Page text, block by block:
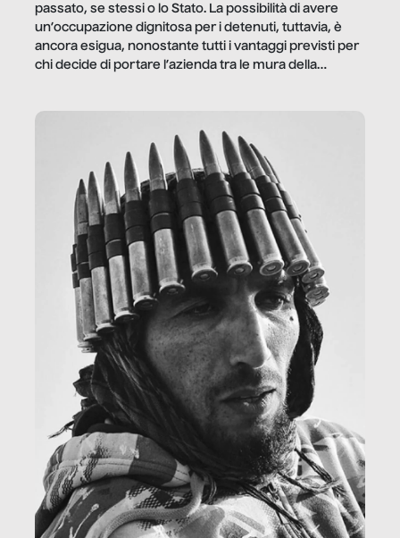
passato, se stessi o lo Stato. La possibilità di avere
un’occupazione dignitosa per i detenuti, tuttavia, è
ancora esigua, nonostante tutti i vantaggi previsti per
chi decide di portare l’azienda tra le mura della